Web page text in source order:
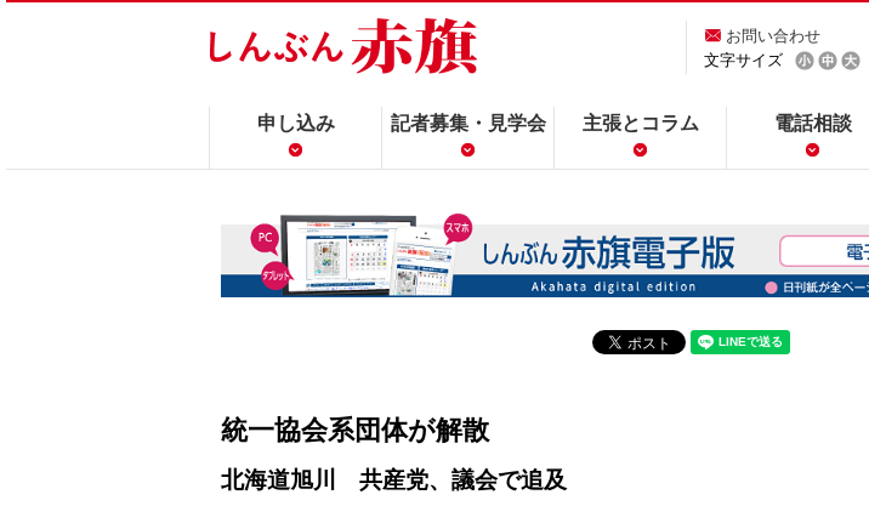
お問い合わせ
文字サイズ
申し込み 記者募集・見学会 主張とコラム 電話相談
統一協会系団体が解散
北海道旭川 共産党、議会で追及